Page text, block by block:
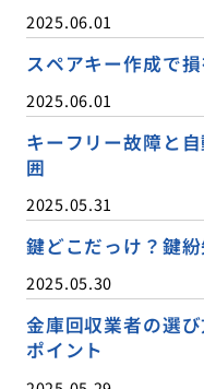
2025.06.01
スペアキー作成で
2025.06.01
キーフリー故障と
囲
2025.05.31
鍵どこだっけ？鍵
2025.05.30
金庫回収業者の選
ポイント